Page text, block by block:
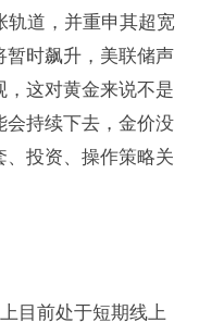
轨道，并重申其超宽
暂时飙升，美联储声
，这对黄金来说不是
会持续下去，金价没
投资、操作策略关
目前处于短期线上